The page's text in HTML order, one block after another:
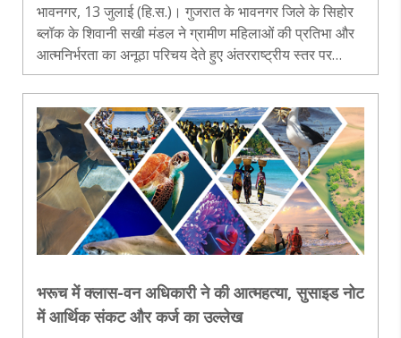
भावनगर, 13 जुलाई (हि.स.)। गुजरात के भावनगर जिले के सिहोर
ब्लॉक के शिवानी सखी मंडल ने ग्रामीण महिलाओं की प्रतिभा और
आत्मनिर्भरता का अनूठा परिचय देते हुए अंतरराष्ट्रीय स्तर पर
उल्लेखनीय उपलब्धि हासिल की है। केरल के कोच्चि में आयोजित
इंटरनेशनल सरस मे..
भरूच में क्लास-वन अधिकारी ने की आत्महत्या, सुसाइड नोट
में आर्थिक संकट और कर्ज का उल्लेख